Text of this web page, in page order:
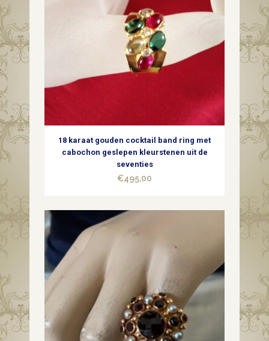
Duplessy
quantity
18 karaat gouden cocktail band ring met
cabochon geslepen kleurstenen uit de
seventies
€495,00